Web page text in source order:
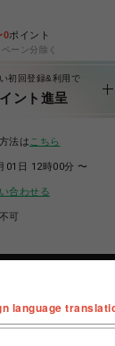
0ポイント
ーン分除く
初回登録&利用で
ント進呈
法は こちら
01日 12時00分 〜
合わせる
可
お気に入りアイテムに
language